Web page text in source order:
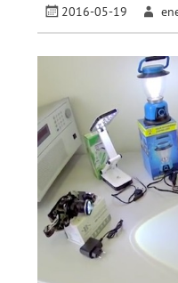
2016-05-19